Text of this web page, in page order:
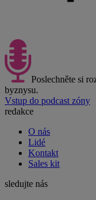
Poslechněte si
byznysu.
Vstup do podcast zóny
redakce
O nás
Lidé
Kontakt
Sales kit
sledujte nás